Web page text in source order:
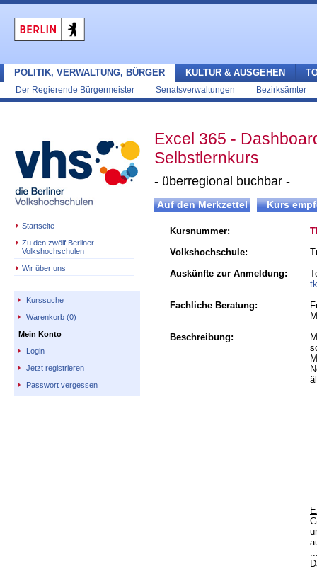
POLITIK, VERWALTUNG, BÜRGER
Der Regierende Bürgermeister Senatsverwaltungen Bezirksämter
KULTUR & AUSGEHEN
Startseite
Zu den zwölf Berliner
Volkshochschulen
Wir über uns
Kurssuche
Warenkorb (0)
Mein Konto
Login
Jetzt registrieren
Passwort vergessen
Excel 365 -
Selbstlernkurs
- überregional buchbar -
Kursnummer:
Volkshochschule:
Auskünfte zur Anmeldung:
Fachliche Beratung:
Beschreibung: